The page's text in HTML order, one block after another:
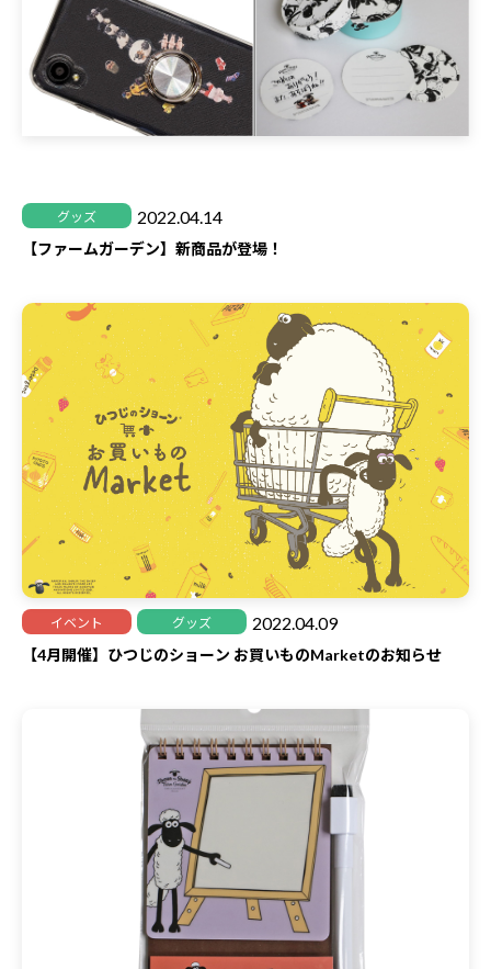
グッズ 2022.04.14
【ファームガーデン】新商品が登場！
イベント グッズ 2022.04.09
【4月開催】ひつじのショーン お買いものMarketのお知らせ